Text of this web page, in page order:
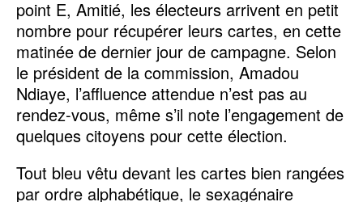
point E, Amitié, les électeurs arrivent en petit
nombre pour récupérer leurs cartes, en cette
matinée de dernier jour de campagne. Selon
le président de la commission, Amadou
Ndiaye, l’affluence attendue n’est pas au
rendez-vous, même s’il note l’engagement de
quelques citoyens pour cette élection.
Tout bleu vêtu devant les cartes bien rangées
par ordre alphabétique, le sexagénaire